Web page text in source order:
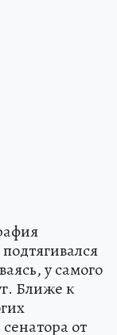
у самого
Ближе к
от